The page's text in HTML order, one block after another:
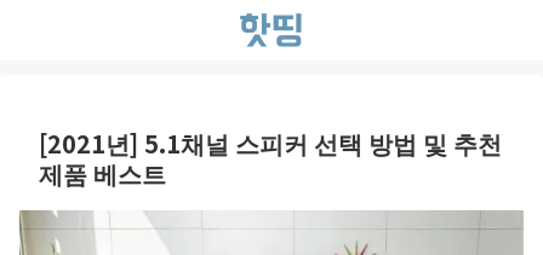
[2021년] 5.1채널 스피커 선택 방법 및 추천
제품 베스트